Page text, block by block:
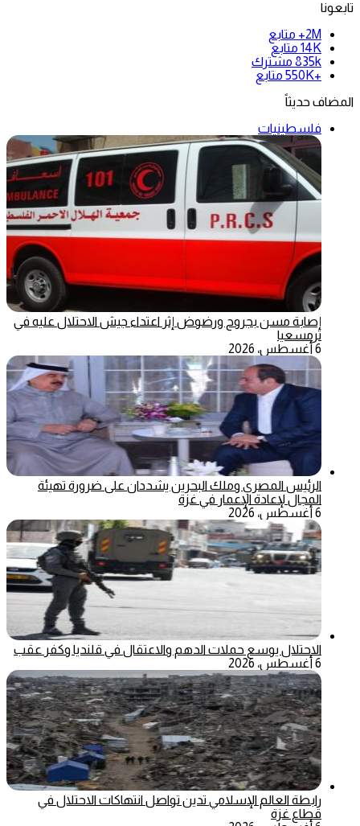
تابعونا
2M+
متابع
14K متابع
835k مشترك
+550K
متابع
المضاف حديثاً
فلسطينيات
إصابة مسن بجروح ورضوض إثر اعتداء جيش الاحتلال عليه في
ترمسعيا
6 أغسطس، 2026
الرئيس المصري وملك البحرين يشددان على ضرورة تهيئة
المجال لإعادة الإعمار في غزة
6 أغسطس، 2026
الاحتلال يوسع حملات الدهم والاعتقال في قلنديا وكفر عقب
6 أغسطس، 2026
رابطة العالم الإسلامي تدين تواصل انتهاكات الاحتلال في
قطاع غزة